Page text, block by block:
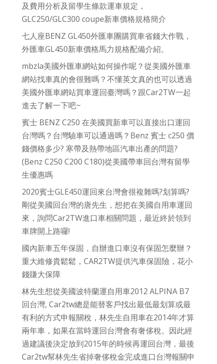
及費用分析及留學生條款運車規定，
GLC250/GLC300 coupe新車價格規格簡介
七人座BENZ GL450外匯車團購買車省錢大作戰，
外匯車GL450新車價格馬力規格配備介紹。
mbzla美國外匯車網站如何操作呢？從美國外匯車
網站找車真的會很難嗎？不懂英文真的也可以透過
美國外匯車網站買車運回臺灣嗎？跟Car2TW一起
進去了解一下吧~
賓士 BENZ C250 在美國買新車可以直接出口運回
台灣嗎？台灣驗車可以通過嗎？Benz 賓士 c250 價
錢價格多少? 寒帶及熱帶地區汽車出產的問題?
(Benz C250 C200 C180)從美國帶車回台灣有留學
生優惠嗎
2020賓士GLE450運回來台灣會很複雜嗎?划算嗎?
剛從美國回台灣的唐先生，想把在美國自用車運回
來，詢問Car2TW進口車相關問題，最近終於領到
車牌開上路囉!
國內新車五年保固，自辦進口車沒有保固怎麼辦？
重大維修貴鬆鬆，CAR2TW提供汽車保固險，花小
錢賺大保障
林先生想從美國波特蘭運自用車2012 ALPINA B7
回台灣, Car2tw總是能替客戶找出最低最划算或最
有利的方式申報關稅，林先生自用車在2014年才算
兩年車，如果在當時運回台灣會有奢侈稅。因此經
過建議後決定放到2015年的時候再運回台灣，最後
Car2tw幫林先生省掉奢侈稅金完成進口台灣報關申